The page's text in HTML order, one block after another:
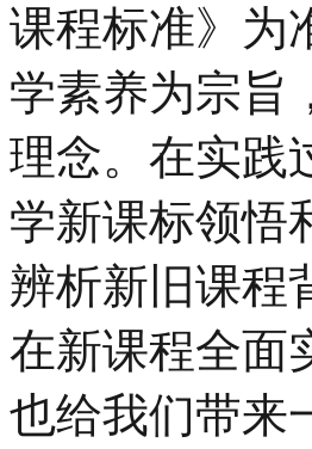
课程标准》为
学素养为宗旨
理念。在实践
学新课标领悟
辨析新旧课程
在新课程全面
也给我们带来